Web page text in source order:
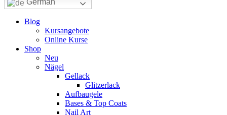
German
Blog
Kursangebote
Online Kurse
Shop
Neu
Nägel
Gellack
Glitzerlack
Aufbaugele
Bases & Top Coats
Nail Art